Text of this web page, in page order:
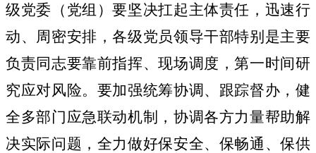
级党委（党组）要坚决扛起主体责任，迅速行
动、周密安排，各级党员领导干部特别是主要
负责同志要靠前指挥、现场调度，第一时间研
究应对风险。要加强统筹协调、跟踪督办，健
全多部门应急联动机制，协调各方力量帮助解
决实际问题，全力做好保安全、保畅通、保供